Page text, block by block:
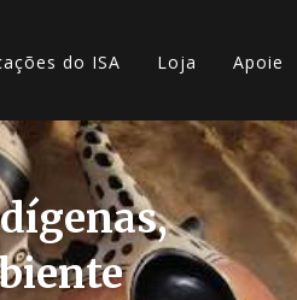
do ISA Loja Apoie